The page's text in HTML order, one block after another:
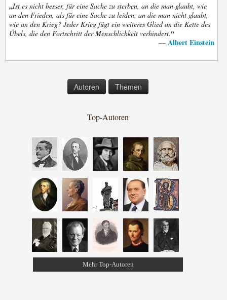
„Ist es nicht besser, für eine Sache zu sterben, an die man glaubt, wie
an den Frieden, als für eine Sache zu leiden, an die man nicht glaubt,
wie an den Krieg? Jeder Krieg fügt ein weiteres Glied an die Kette des
Übels, die den Fortschritt der Menschlichkeit verhindert.“
— Albert Einstein
Autoren Themen
Top-Autoren
Mehr Top-Autoren